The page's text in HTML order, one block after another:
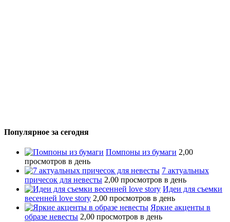
Популярное за сегодня
Помпоны из бумаги 2,00
просмотров в день
7 актуальных
причесок для невесты 2,00 просмотров в день
Идеи для съемки
весенней love story 2,00 просмотров в день
Яркие акценты в
образе невесты 2,00 просмотров в день